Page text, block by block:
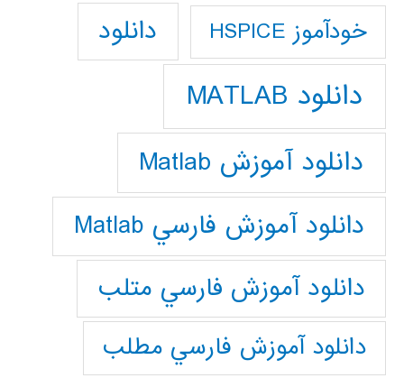
خودآموز HSPICE دانلود
دانلود MATLAB
دانلود آموزش Matlab
دانلود آموزش فارسي Matlab
دانلود آموزش فارسي متلب
دانلود آموزش فارسي مطلب